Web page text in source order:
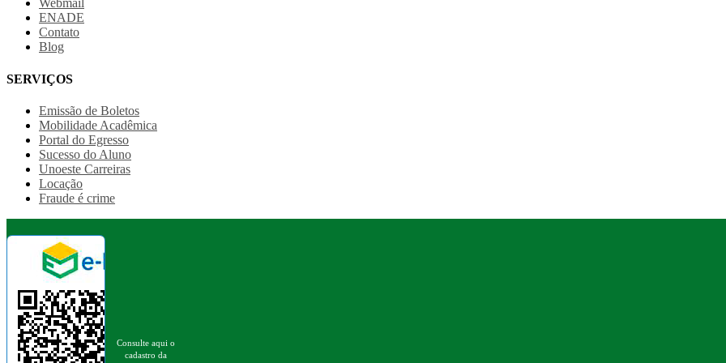
Webmail
ENADE
Contato
Blog
SERVIÇOS
Emissão de Boletos
Mobilidade Acadêmica
Portal do Egresso
Sucesso do Aluno
Unoeste Carreiras
Locação
Fraude é crime
Consulte aqui o
cadastro da